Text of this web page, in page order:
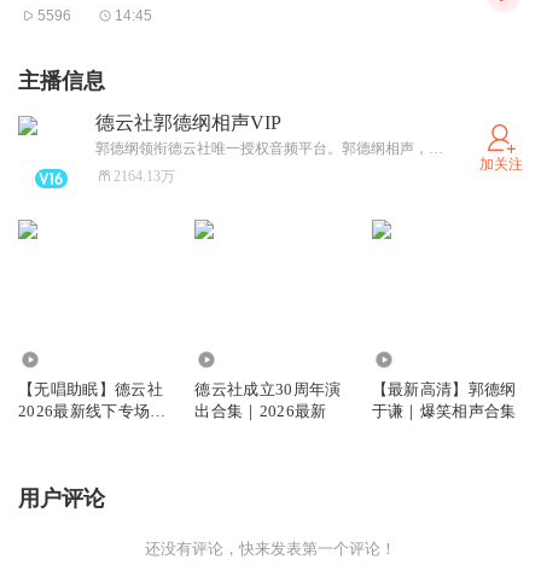
5596 14:45
主播信息
德云社郭德纲相声VIP
郭德纲领衔德云社唯一授权音频平台。郭德纲相声，包括其著名的君臣斗、马寿出世、宋金刚押宝、解学士等。
2164.13万
加关注
【无唱助眠】德云社
2026最新线下专场大
德云社成立30周年演
出合集｜2026最新
【最新高清】郭德纲
于谦｜爆笑相声合集
用户评论
还没有评论，快来发表第一个评论！